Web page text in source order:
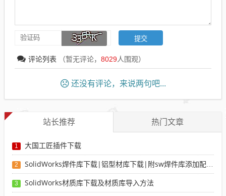
评论列表 （暂无评论， 8029人围观）
还没有评论，来说两句吧...
站长推荐 热门文章
1 大国工匠插件下载
2 SolidWorks焊件库下载|铝型材库下载|附sw焊件库添加配置使用教程
3 SolidWorks材质库下载及材质库导入方法